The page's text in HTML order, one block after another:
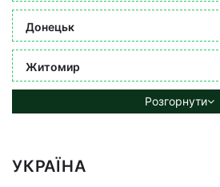
Донецьк
Житомир
Розгорнути
УКРАЇНА